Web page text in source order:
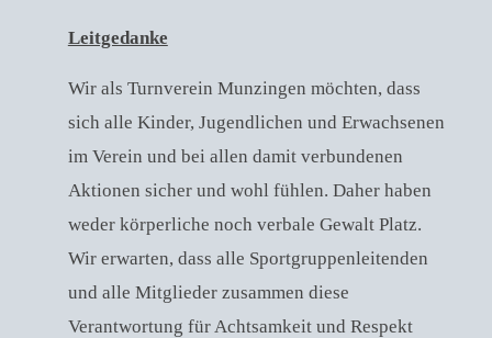
Leitgedanke
Wir als Turnverein Munzingen möchten, dass
sich alle Kinder, Jugendlichen und Erwachsenen
im Verein und bei allen damit verbundenen
Aktionen sicher und wohl fühlen. Daher haben
weder körperliche noch verbale Gewalt Platz.
Wir erwarten, dass alle Sportgruppenleitenden
und alle Mitglieder zusammen diese
Verantwortung für Achtsamkeit und Respekt